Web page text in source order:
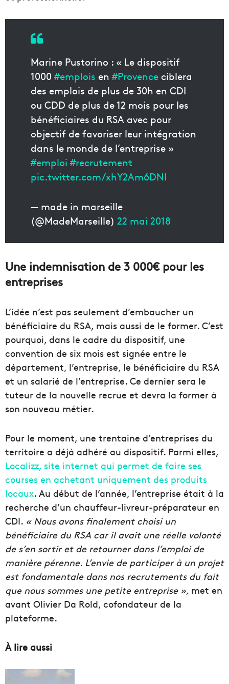
Marine Pustorino : « Le dispositif
1000#emplois en#Provenceciblera
des emplois de plus de 30h en CDI
ou CDD de plus de 12 mois pour les
bénéficiaires du RSA avec pour
objectif de favoriser leur intégration
dans le monde de l’entreprise »
#emploi #recrutement
pic.twitter.com/xhY2Am6DNI
— made in marseille
(@MadeMarseille) 22 mai 2018
Une indemnisation de 3 000€ pour les
entreprises
L’idée n’est pas seulement d’embaucher un
bénéficiaire du RSA, mais aussi de le former. C’est
pourquoi, dans le cadre du dispositif, une
convention de six mois est signée entre le
département, l’entreprise, le bénéficiaire du RSA
et un salarié de l’entreprise. Ce dernier sera le
tuteur de la nouvelle recrue et devra la former à
son nouveau métier.
Pour le moment, une trentaine d’entreprises du
territoire a déjà adhéré au dispositif. Parmi elles,
Localizz, site internet qui permet de faire ses
courses en achetant uniquement des produits
locaux. Au début de l’année, l’entreprise était à la
recherche d’un chauffeur-livreur-préparateur en
CDI. « Nous avons finalement choisi un
bénéficiaire du RSA car il avait une réelle volonté
de s’en sortir et de retourner dans l’emploi de
manière pérenne. L’envie de participer à un projet
est fondamentale dans nos recrutements du fait
que nous sommes une petite entreprise », met en
avant Olivier Da Rold, cofondateur de la
plateforme.
À lire aussi